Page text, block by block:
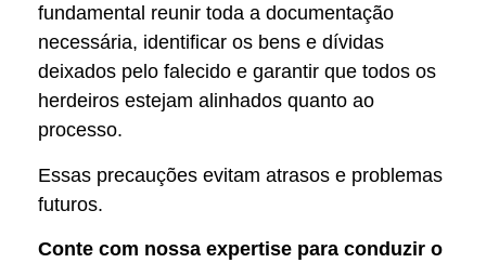
fundamental reunir toda a documentação
necessária, identificar os bens e dívidas
deixados pelo falecido e garantir que todos os
herdeiros estejam alinhados quanto ao
processo.
Essas precauções evitam atrasos e problemas
futuros.
Conte com nossa expertise para conduzir o